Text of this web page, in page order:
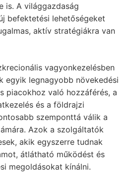
is. A világgazdaság
befektetési lehetőségeket
aktív stratégiákra van
vagyonkezelésben
egyik legnagyobb növekedési
piacokhoz való hozzáférés, a
és a földrajzi
szemponttá válik a
Azok a szolgáltatók
akik egyszerre tudnak
átlátható működést és
megoldásokat kínálni.